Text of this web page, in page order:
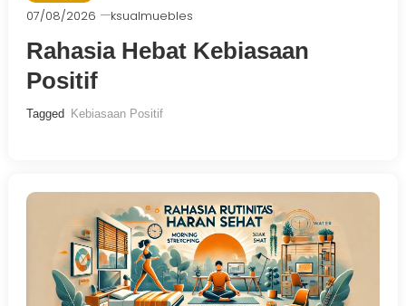
07/08/2026 ksualmuebles
Rahasia Hebat Kebiasaan
Positif
Tagged Kebiasaan Positif